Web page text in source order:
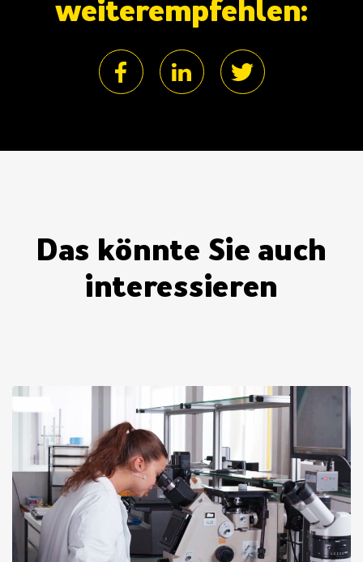
weiterempfehlen:
Das könnte Sie auch
interessieren